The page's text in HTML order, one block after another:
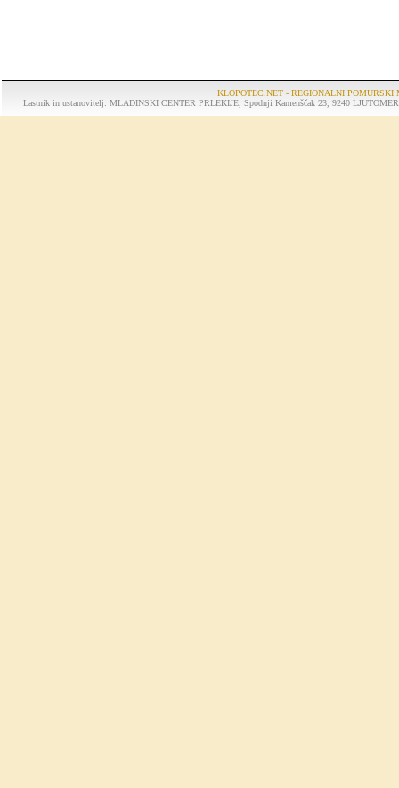
KLOPOTEC.NET - REGIONALNI POMURSKI
Lastnik in ustanovitelj: MLADINSKI CENTER PRLEKIJE, Spodnji Kamenščak 23, 9240